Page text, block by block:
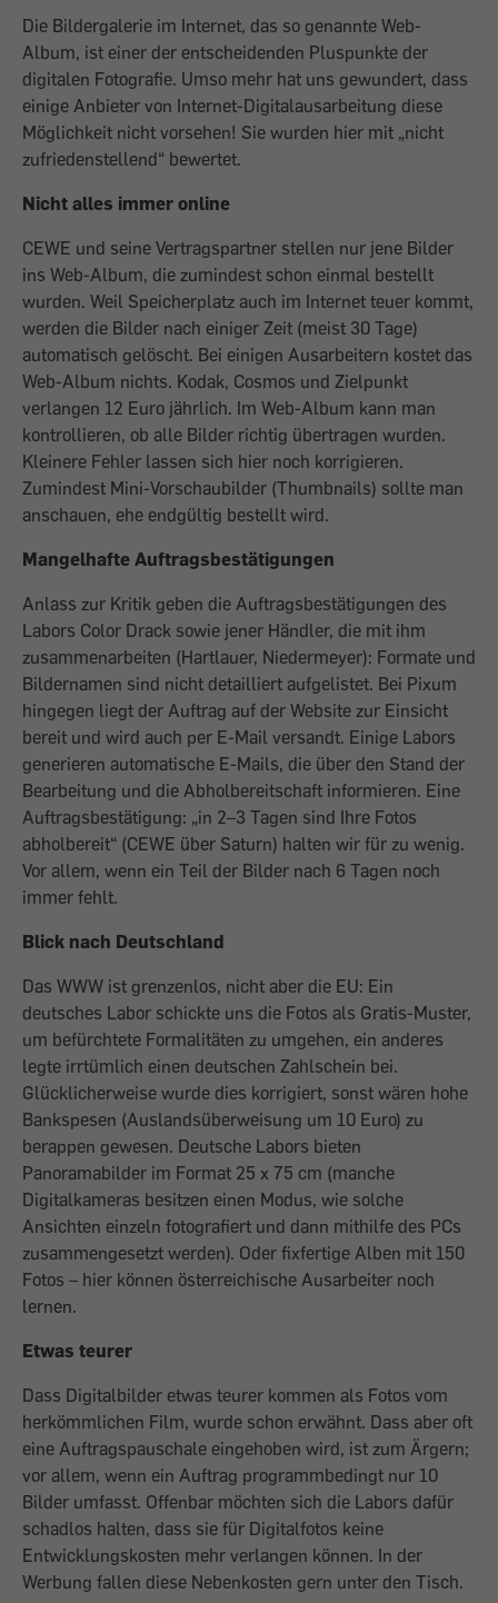
Die Bildergalerie im Internet, das so genannte Web-
Album, ist einer der entscheidenden Pluspunkte der
digitalen Fotografie. Umso mehr hat uns gewundert, dass
einige Anbieter von Internet-Digitalausarbeitung diese
Möglichkeit nicht vorsehen! Sie wurden hier mit „nicht
zufriedenstellend“ bewertet.
Nicht alles immer online
CEWE und seine Vertragspartner stellen nur jene Bilder
ins Web-Album, die zumindest schon einmal bestellt
wurden. Weil Speicherplatz auch im Internet teuer kommt,
werden die Bilder nach einiger Zeit (meist 30 Tage)
automatisch gelöscht. Bei einigen Ausarbeitern kostet das
Web-Album nichts. Kodak, Cosmos und Zielpunkt
verlangen 12 Euro jährlich. Im Web-Album kann man
kontrollieren, ob alle Bilder richtig übertragen wurden.
Kleinere Fehler lassen sich hier noch korrigieren.
Zumindest Mini-Vorschaubilder (Thumbnails) sollte man
anschauen, ehe endgültig bestellt wird.
Mangelhafte Auftragsbestätigungen
Anlass zur Kritik geben die Auftragsbestätigungen des
Labors Color Drack sowie jener Händler, die mit ihm
zusammenarbeiten (Hartlauer, Niedermeyer): Formate und
Bildernamen sind nicht detailliert aufgelistet. Bei Pixum
hingegen liegt der Auftrag auf der Website zur Einsicht
bereit und wird auch per E-Mail versandt. Einige Labors
generieren automatische E-Mails, die über den Stand der
Bearbeitung und die Abholbereitschaft informieren. Eine
Auftragsbestätigung: „in 2–3 Tagen sind Ihre Fotos
abholbereit“ (CEWE über Saturn) halten wir für zu wenig.
Vor allem, wenn ein Teil der Bilder nach 6 Tagen noch
immer fehlt.
Blick nach Deutschland
Das WWW ist grenzenlos, nicht aber die EU: Ein
deutsches Labor schickte uns die Fotos als Gratis-Muster,
um befürchtete Formalitäten zu umgehen, ein anderes
legte irrtümlich einen deutschen Zahlschein bei.
Glücklicherweise wurde dies korrigiert, sonst wären hohe
Bankspesen (Auslandsüberweisung um 10 Euro) zu
berappen gewesen. Deutsche Labors bieten
Panoramabilder im Format 25 x 75 cm (manche
Digitalkameras besitzen einen Modus, wie solche
Ansichten einzeln fotografiert und dann mithilfe des PCs
zusammengesetzt werden). Oder fixfertige Alben mit 150
Fotos – hier können österreichische Ausarbeiter noch
lernen.
Etwas teurer
Dass Digitalbilder etwas teurer kommen als Fotos vom
herkömmlichen Film, wurde schon erwähnt. Dass aber oft
eine Auftragspauschale eingehoben wird, ist zum Ärgern;
vor allem, wenn ein Auftrag programmbedingt nur 10
Bilder umfasst. Offenbar möchten sich die Labors dafür
schadlos halten, dass sie für Digitalfotos keine
Entwicklungskosten mehr verlangen können. In der
Werbung fallen diese Nebenkosten gern unter den Tisch.